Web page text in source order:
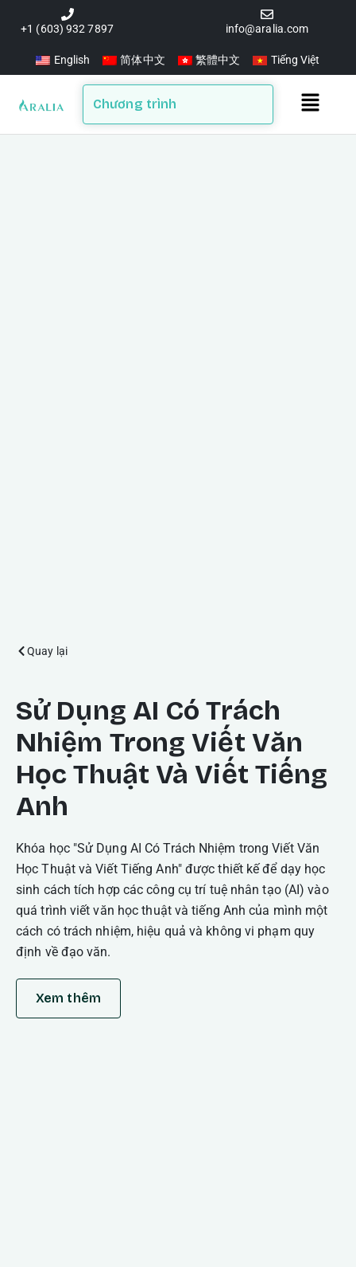
+1 (603) 932 7897 info@aralia.com
English 简体中文 繁體中文 Tiếng Việt
Chương trình
Main
Quay lại
Sử Dụng AI Có Trách
Nhiệm Trong Viết Văn
Học Thuật Và Viết Tiếng
Anh
Khóa học "Sử Dụng AI Có Trách Nhiệm trong Viết Văn
Học Thuật và Viết Tiếng Anh" được thiết kế để dạy học
sinh cách tích hợp các công cụ trí tuệ nhân tạo (AI) vào
quá trình viết văn học thuật và tiếng Anh của mình một
cách có trách nhiệm, hiệu quả và không vi phạm quy
định về đạo văn.
Xem thêm